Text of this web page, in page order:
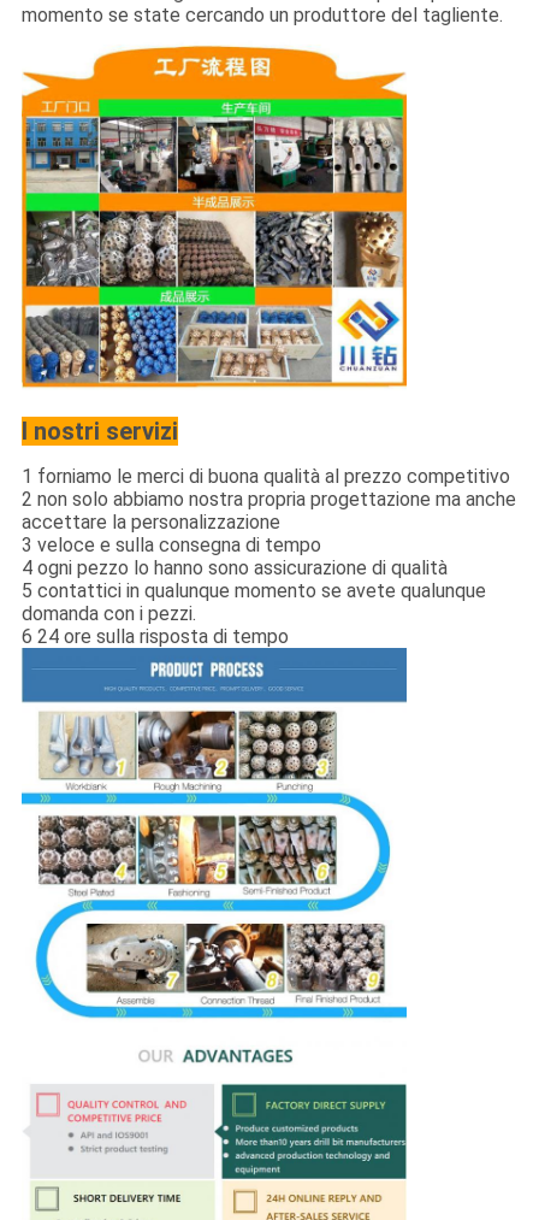
momento se state cercando un produttore del tagliente.
I nostri servizi
1 forniamo le merci di buona qualità al prezzo competitivo
2 non solo abbiamo nostra propria progettazione ma anche
accettare la personalizzazione
3 veloce e sulla consegna di tempo
4 ogni pezzo lo hanno sono assicurazione di qualità
5 contattici in qualunque momento se avete qualunque
domanda con i pezzi.
6 24 ore sulla risposta di tempo